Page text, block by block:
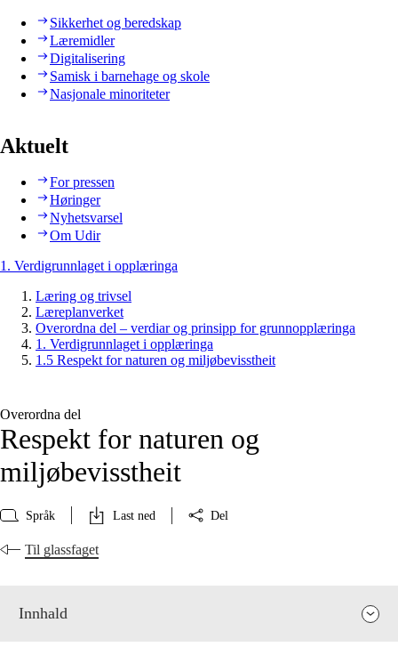
Sikkerhet og beredskap
Læremidler
Digitalisering
Samisk i barnehage og skole
Nasjonale minoriteter
Aktuelt
For pressen
Høringer
Nyhetsvarsel
Om Udir
1. Verdigrunnlaget i opplæringa
Læring og trivsel
Læreplanverket
Overordna del – verdiar og prinsipp for grunnopplæringa
1. Verdigrunnlaget i opplæringa
1.5 Respekt for naturen og miljøbevisstheit
Overordna del
Respekt for naturen og
miljøbevisstheit
Språk Last ned Del
Til glassfaget
Innhald